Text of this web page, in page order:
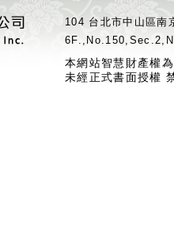
104 台北市中山區
本網站智慧財產權
未經正式書面授權